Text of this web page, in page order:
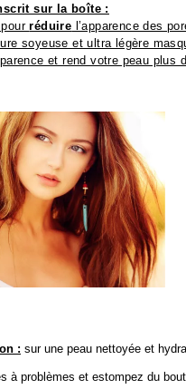
sur la boîte :
pourréduire l’apparence des
soyeuse et ultra légère
et rend votre peau plus
: sur une peau nettoyée et
à problèmes et estompez du